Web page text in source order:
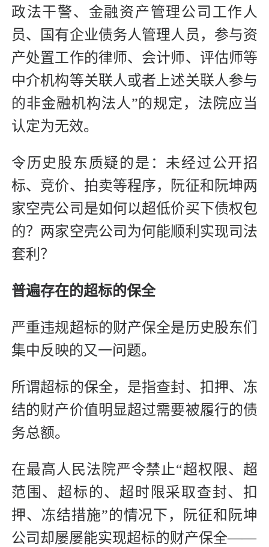
政法干警、金融资产管理公司工作人
员、国有企业债务人管理人员，参与资
产处置工作的律师、会计师、评估师等
中介机构等关联人或者上述关联人参与
的非金融机构法人”的规定，法院应当
认定为无效。
令历史股东质疑的是：未经过公开招
标、竞价、拍卖等程序，阮征和阮坤两
家空壳公司是如何以超低价买下债权包
的？两家空壳公司为何能顺利实现司法
套利？
普遍存在的超标的保全
严重违规超标的财产保全是历史股东们
集中反映的又一问题。
所谓超标的保全，是指查封、扣押、冻
结的财产价值明显超过需要被履行的债
务总额。
在最高人民法院严令禁止“超权限、超
范围、超标的、超时限采取查封、扣
押、冻结措施‌”的情况下，阮征和阮坤
公司却屡屡能实现超标的财产保全——